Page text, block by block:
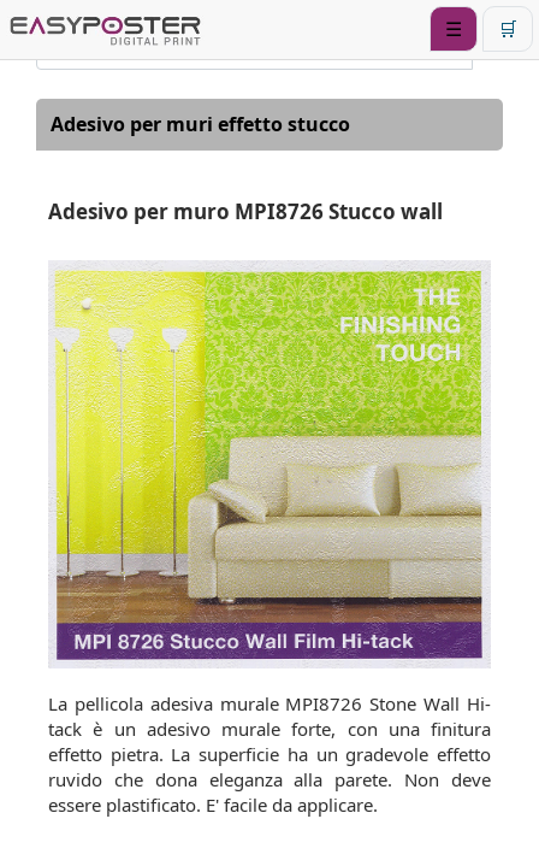
☰ 🛒
Adesivo per muri effetto stucco
Adesivo per muro MPI8726 Stucco wall
La pellicola adesiva murale MPI8726 Stone Wall Hi-
tack è un adesivo murale forte, con una finitura
effetto pietra. La superficie ha un gradevole effetto
ruvido che dona eleganza alla parete. Non deve
essere plastificato. E' facile da applicare.